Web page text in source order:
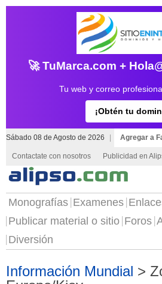
🚀 TuMarca.com +
Tu web y correo
¡Obtén tu
Sábado 08 de Agosto de 2026 Agregar a
Contactate con nosotros Publicidad en
Monografías Examenes
Publicar material o sitio Foros
Diversión
Información Mundial >